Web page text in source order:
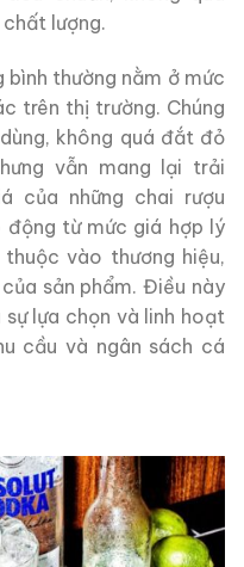
lượng.
bình thường nằm ở mức
trên thị trường. Chúng
không quá đắt đỏ
vẫn mang lại trải
của những chai rượu
động từ mức giá hợp lý
vào thương hiệu,
sản phẩm. Điều này
lựa chọn và linh hoạt
cầu và ngân sách cá